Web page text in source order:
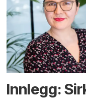
Innlegg: